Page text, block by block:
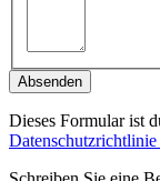
Absenden
Dieses Formular ist